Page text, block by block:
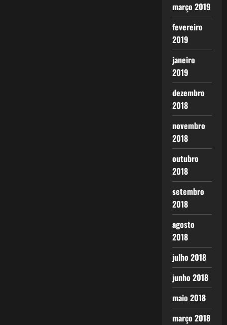
março 2019
fevereiro
2019
janeiro
2019
dezembro
2018
novembro
2018
outubro
2018
setembro
2018
agosto
2018
julho 2018
junho 2018
maio 2018
março 2018